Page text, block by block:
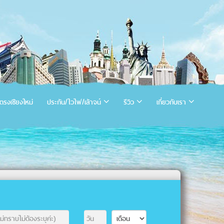
งเชียงใหม่ ประกัน/ไวไฟ/เล้าจน์ รีวิว เกี่ยวกับเรา